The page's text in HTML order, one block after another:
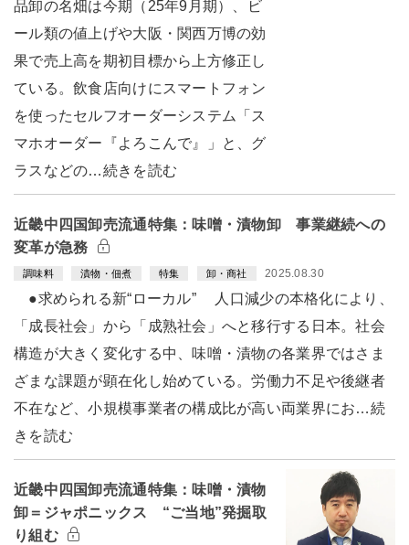
品卸の名畑は今期（25年9月期）、ビ
ール類の値上げや大阪・関西万博の効
果で売上高を期初目標から上方修正し
ている。飲食店向けにスマートフォン
を使ったセルフオーダーシステム「ス
マホオーダー『よろこんで』」と、グ
ラスなどの…続きを読む
近畿中四国卸売流通特集：味噌・漬物卸 事業継続への
変革が急務
調味料 漬物・佃煮 特集 卸・商社 2025.08.30
●求められる新“ローカル” 人口減少の本格化により、
「成長社会」から「成熟社会」へと移行する日本。社会
構造が大きく変化する中、味噌・漬物の各業界ではさま
ざまな課題が顕在化し始めている。労働力不足や後継者
不在など、小規模事業者の構成比が高い両業界にお…続
きを読む
近畿中四国卸売流通特集：味噌・漬物
卸＝ジャポニックス “ご当地”発掘取
り組む